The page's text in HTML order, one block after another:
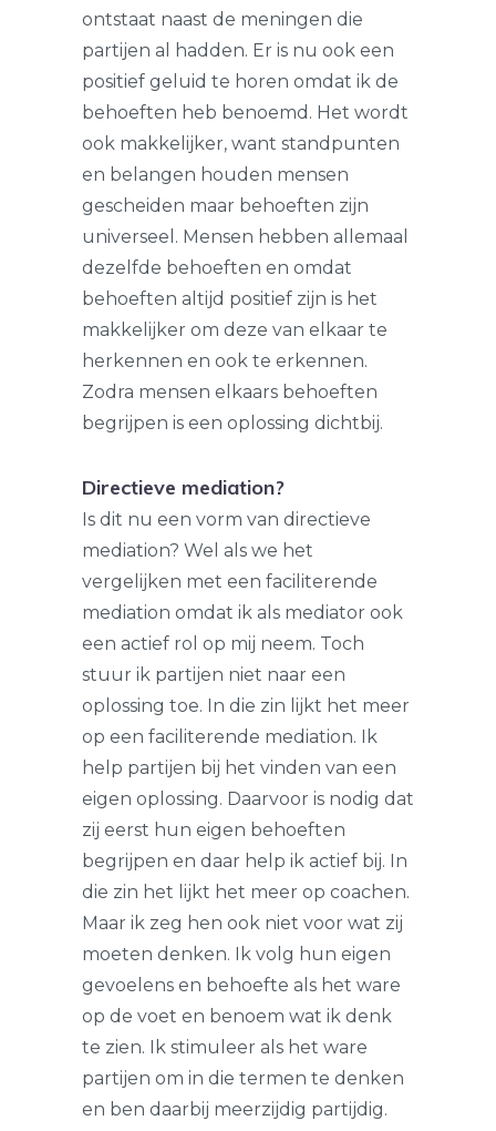
ontstaat naast de meningen die
partijen al hadden. Er is nu ook een
positief geluid te horen omdat ik de
behoeften heb benoemd. Het wordt
ook makkelijker, want standpunten
en belangen houden mensen
gescheiden maar behoeften zijn
universeel. Mensen hebben allemaal
dezelfde behoeften en omdat
behoeften altijd positief zijn is het
makkelijker om deze van elkaar te
herkennen en ook te erkennen.
Zodra mensen elkaars behoeften
begrijpen is een oplossing dichtbij.
Directieve mediation?
Is dit nu een vorm van directieve
mediation? Wel als we het
vergelijken met een faciliterende
mediation omdat ik als mediator ook
een actief rol op mij neem. Toch
stuur ik partijen niet naar een
oplossing toe. In die zin lijkt het meer
op een faciliterende mediation. Ik
help partijen bij het vinden van een
eigen oplossing. Daarvoor is nodig dat
zij eerst hun eigen behoeften
begrijpen en daar help ik actief bij. In
die zin het lijkt het meer op coachen.
Maar ik zeg hen ook niet voor wat zij
moeten denken. Ik volg hun eigen
gevoelens en behoefte als het ware
op de voet en benoem wat ik denk
te zien. Ik stimuleer als het ware
partijen om in die termen te denken
en ben daarbij meerzijdig partijdig.